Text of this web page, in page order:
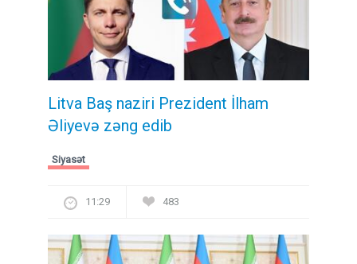
Litva Baş naziri Prezident İlham
Əliyevə zəng edib
Siyasət
11:29 483